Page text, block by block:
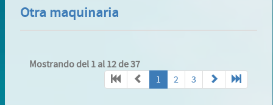
Otra maquinaria
Mostrando del 1 al 12 de 37
1
2 3